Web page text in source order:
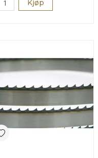
Kjøp